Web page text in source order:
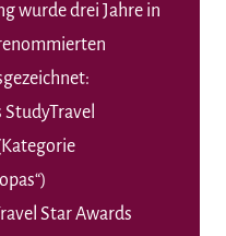
wurde drei Jahre in
Star Awards